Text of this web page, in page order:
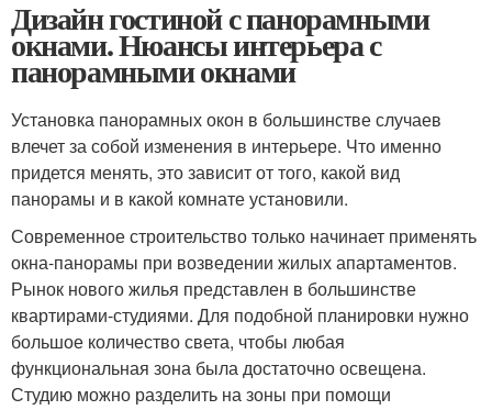
Дизайн гостиной с панорамными
окнами. Нюансы интерьера с
панорамными окнами
Установка панорамных окон в большинстве случаев
влечет за собой изменения в интерьере. Что именно
придется менять, это зависит от того, какой вид
панорамы и в какой комнате установили.
Современное строительство только начинает применять
окна-панорамы при возведении жилых апартаментов.
Рынок нового жилья представлен в большинстве
квартирами-студиями. Для подобной планировки нужно
большое количество света, чтобы любая
функциональная зона была достаточно освещена.
Студию можно разделить на зоны при помощи